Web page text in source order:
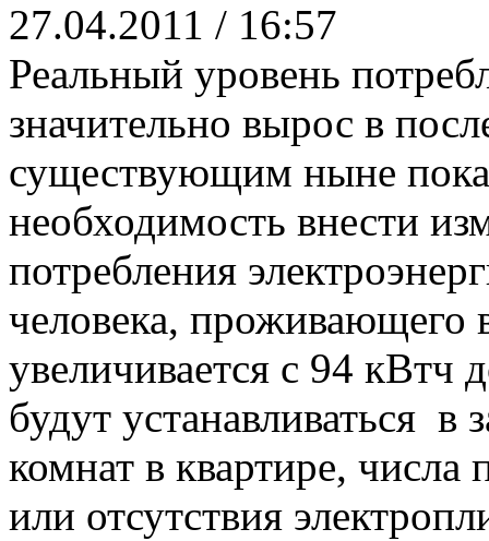
27.04.2011 / 16:57
Реальный уровень
значительно вырос в
существующим ныне
необходимость внести
потребления
человека, проживающего
увеличивается с 94
будут устанавливаться в
комнат в квартире,
или отсутствия